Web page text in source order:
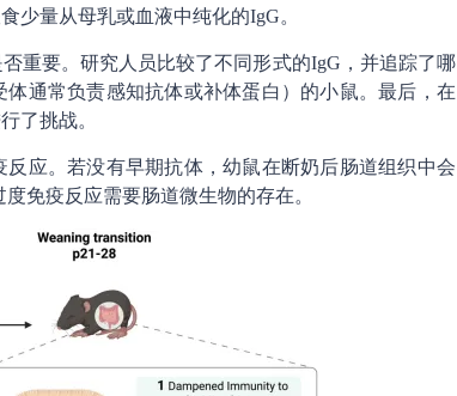
少量从母乳或血液中纯化的IgG。
重要。研究人员比较了不同形式的IgG，并追踪了哪
通常负责感知抗体或补体蛋白）的小鼠。最后，在
了挑战。
应。若没有早期抗体，幼鼠在断奶后肠道组织中会
免疫反应需要肠道微生物的存在。